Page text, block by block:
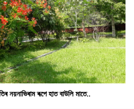
নয়নাভিৰাম ৰূপে হাত বাউলি মাতে..